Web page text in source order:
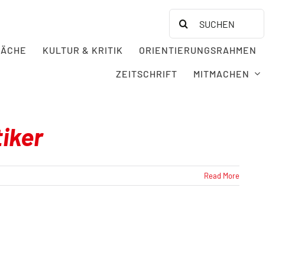
Search
for:
KULTUR & KRITIK ORIENTIERUNGSRAHMEN
ZEITSCHRIFT MITMACHEN
Read More